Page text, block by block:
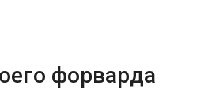
форварда